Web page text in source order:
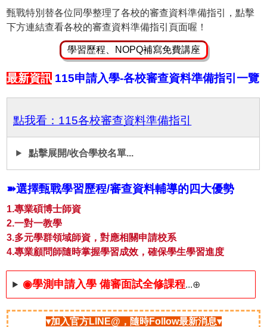
甄戰特別替各位同學整理了各校的審查資料準備指引，點擊
下方連結查看各校的審查資料準備指引頁面喔！
學習歷程、NOPQ補寫免費講座
最新資訊 115申請入學-各校審查資料準備指引一覽
點我看：115各校審查資料準備指引
點擊展開/收合學校名單...
➽選擇甄戰學習歷程/審查資料輔導的四大優勢
1.專業碩博士師資
2.一對一教學
3.多元學群領域師資，對應相關申請校系
4.專業顧問師隨時掌握學習成效，確保學生學習進度
◉學測申請入學 備審面試全修課程...⊕
▾加入官方LINE@，隨時Follow最新消息▾